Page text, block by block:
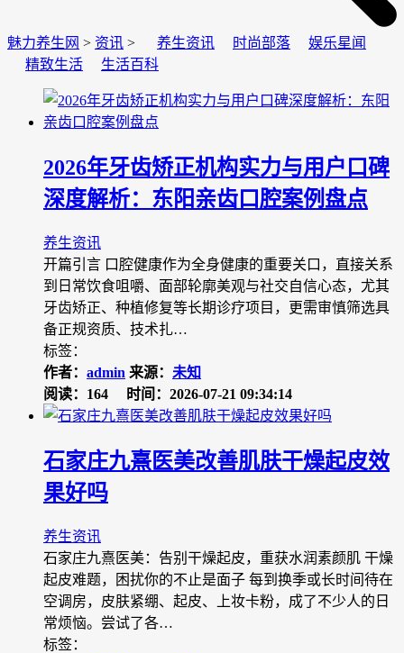
魅力养生网 > 资讯 > 养生资讯 时尚部落
娱乐星闻
精致生活
生活百科
2026年牙齿矫正机构实力与用户口碑
深度解析：东阳亲齿口腔案例盘点
养生资讯
开篇引言 口腔健康作为全身健康的重要关口，直接关系
到日常饮食咀嚼、面部轮廓美观与社交自信心态，尤其
牙齿矫正、种植修复等长期诊疗项目，更需审慎筛选具
备正规资质、技术扎…
标签：
作者： admin 来源： 未知
阅读：164
时间：2026-07-21 09:34:14
石家庄九熹医美改善肌肤干燥起皮效
果好吗
养生资讯
石家庄九熹医美：告别干燥起皮，重获水润素颜肌 干燥
起皮难题，困扰你的不止是面子 每到换季或长时间待在
空调房，皮肤紧绷、起皮、上妆卡粉，成了不少人的日
常烦恼。尝试了各…
标签：